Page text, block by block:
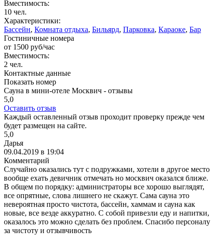
Вместимость:
10 чел.
Характеристики:
Бассейн, Комната отдыха, Бильярд, Парковка, Караоке, Бар
Гостиничные номера
от 1500 руб/час
Вместимость:
2 чел.
Контактные данные
Показать номер
Сауна в мини-отеле Москвич - отзывы
5,0
Оставить отзыв
Каждый оставленный отзыв проходит проверку прежде чем
будет размещен на сайте.
5,0
Дарья
09.04.2019 в 19:04
Комментарий
Случайно оказались тут с подружками, хотели в другое место
вообще ехать девичник отмечать но москвич оказался ближе.
В общем по порядку: администраторы все хорошо выглядят,
все опрятные, слова лишнего не скажут. Сама сауна это
невероятная просто чистота, бассейн, хаммам и сауна как
новые, все везде аккуратно. С собой привезли еду и напитки,
оказалось это можно сделать без проблем. Спасибо персоналу
за чистоту и отзывчивость